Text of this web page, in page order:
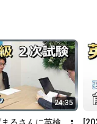
24:35